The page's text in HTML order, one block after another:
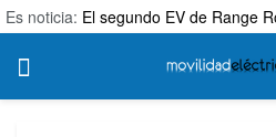
Es noticia: El segundo EV de Range